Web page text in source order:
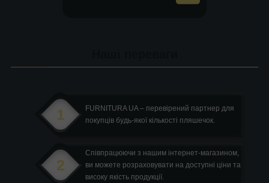
FURNITURA UA – перевірений партнер для
покупців будь-якої кількості пляшечок.
1
Співпрацюючи з нашим інтернет-магазином,
ви можете розраховувати на доступні ціни та
високу якість продукції.
2